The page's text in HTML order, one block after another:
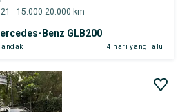
- 15.000-20.000 km
Benz GLB200
4 hari yang lalu